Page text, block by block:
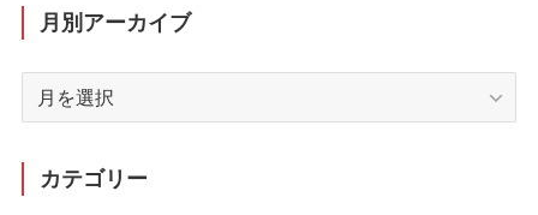
月別アーカイブ
カテゴリー